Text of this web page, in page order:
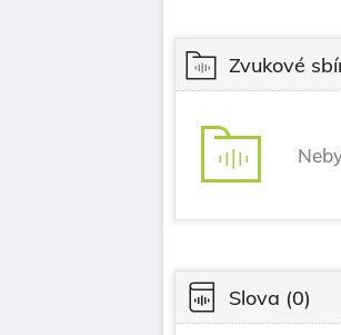
Zvukové
Slova (0)